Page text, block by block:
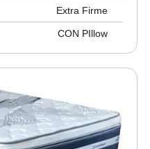
Extra Firme
CON PIllow